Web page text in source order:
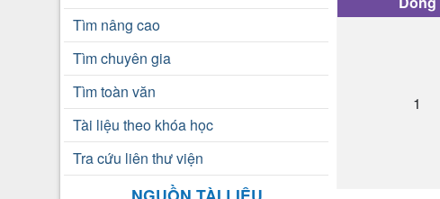
Tìm nâng cao
Tìm chuyên gia
Tìm toàn văn
Tài liệu theo khóa học
Tra cứu liên thư viện
1